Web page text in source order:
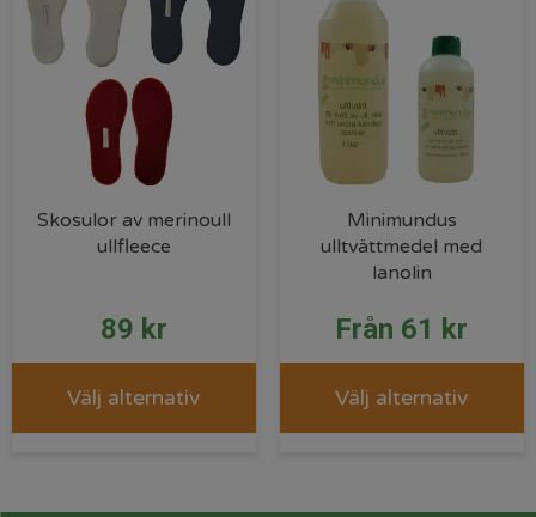
Skosulor av merinoull
ullfleece
89 kr
Välj alternativ
Minimundus
ulltvättmedel med
lanolin
Från 61 kr
Välj alternativ